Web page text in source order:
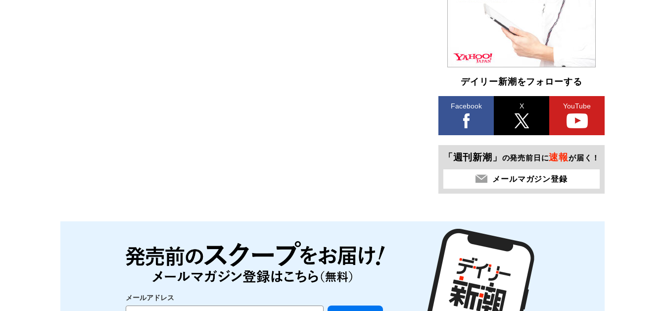
デイリー新潮をフォローする
Facebook X YouTube
「週刊新潮」 の発売前日に速報が届く！
メールマガジン登録
メールアドレス